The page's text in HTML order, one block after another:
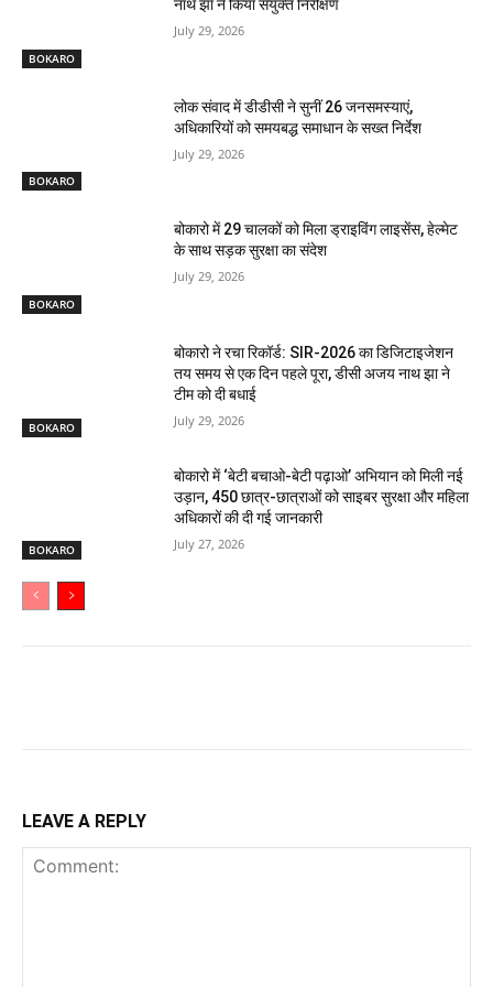
BOKARO
नाथ झा ने किया संयुक्त निरीक्षण
July 29, 2026
BOKARO
लोक संवाद में डीडीसी ने सुनीं 26 जनसमस्याएं,
अधिकारियों को समयबद्ध समाधान के सख्त निर्देश
July 29, 2026
BOKARO
बोकारो में 29 चालकों को मिला ड्राइविंग लाइसेंस, हेल्मेट
के साथ सड़क सुरक्षा का संदेश
July 29, 2026
BOKARO
बोकारो ने रचा रिकॉर्ड: SIR-2026 का डिजिटाइजेशन
तय समय से एक दिन पहले पूरा, डीसी अजय नाथ झा ने
टीम को दी बधाई
July 29, 2026
BOKARO
बोकारो में ‘बेटी बचाओ-बेटी पढ़ाओ’ अभियान को मिली नई
उड़ान, 450 छात्र-छात्राओं को साइबर सुरक्षा और महिला
अधिकारों की दी गई जानकारी
July 27, 2026
LEAVE A REPLY